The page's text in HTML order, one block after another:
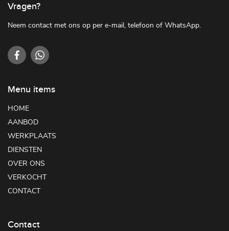
Vragen?
Neem contact met ons op per e-mail, telefoon of WhatsApp.
Menu items
HOME
AANBOD
WERKPLAATS
DIENSTEN
OVER ONS
VERKOCHT
CONTACT
Contact